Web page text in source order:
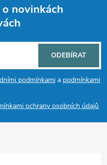
novinkách
podmínkami a podmínkami
ochrany osobních údajů
ODEBÍRAT